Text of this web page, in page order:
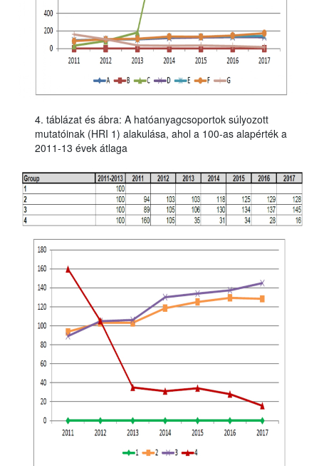
4. táblázat és ábra: A hatóanyagcsoportok súlyozott
mutatóinak (HRI 1) alakulása, ahol a 100-as alapérték a
2011-13 évek átlaga